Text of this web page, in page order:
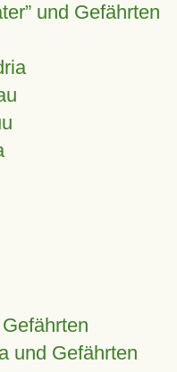
und Gefährten
und Gefährten